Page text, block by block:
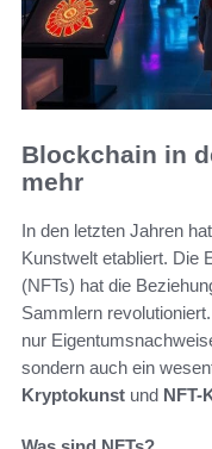
Blockchain in
mehr
In den letzten Jahren
Kunstwelt etabliert. Die
(NFTs) hat die
Sammlern
nur
sondern auch ein
Kryptokunst und NFT-